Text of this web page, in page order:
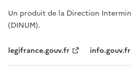
Un produit de la Direction
(DINUM).
legifrance.gouv.fr info.gouv.fr